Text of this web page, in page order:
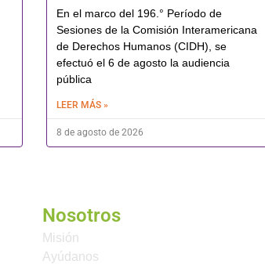
En el marco del 196.° Período de
Sesiones de la Comisión Interamericana
de Derechos Humanos (CIDH), se
efectuó el 6 de agosto la audiencia
pública
LEER MÁS »
8 de agosto de 2026
Nosotros
Misión
Ayúdanos